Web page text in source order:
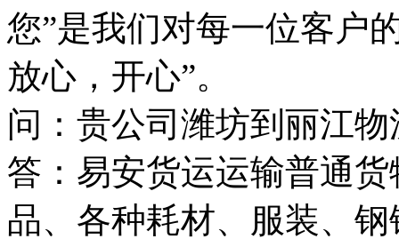
您”是我们对每一位客户
放心，开心”。
问：贵公司潍坊到丽江
答：易安货运运输普通
品、各种耗材、服装、